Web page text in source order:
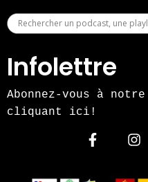
Infolettre
Abonnez-vous à
cliquant ici!